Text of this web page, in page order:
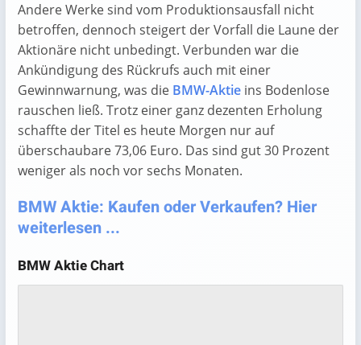
Andere Werke sind vom Produktionsausfall nicht
betroffen, dennoch steigert der Vorfall die Laune der
Aktionäre nicht unbedingt. Verbunden war die
Ankündigung des Rückrufs auch mit einer
Gewinnwarnung, was die BMW-Aktie ins Bodenlose
rauschen ließ. Trotz einer ganz dezenten Erholung
schaffte der Titel es heute Morgen nur auf
überschaubare 73,06 Euro. Das sind gut 30 Prozent
weniger als noch vor sechs Monaten.
BMW Aktie: Kaufen oder Verkaufen? Hier
weiterlesen ...
BMW Aktie Chart